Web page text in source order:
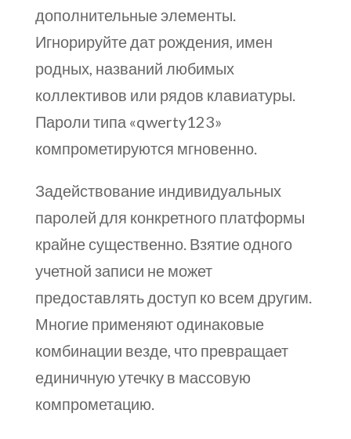
дополнительные элементы.
Игнорируйте дат рождения, имен
родных, названий любимых
коллективов или рядов клавиатуры.
Пароли типа «qwerty123»
компрометируются мгновенно.
Задействование индивидуальных
паролей для конкретного платформы
крайне существенно. Взятие одного
учетной записи не может
предоставлять доступ ко всем другим.
Многие применяют одинаковые
комбинации везде, что превращает
единичную утечку в массовую
компрометацию.